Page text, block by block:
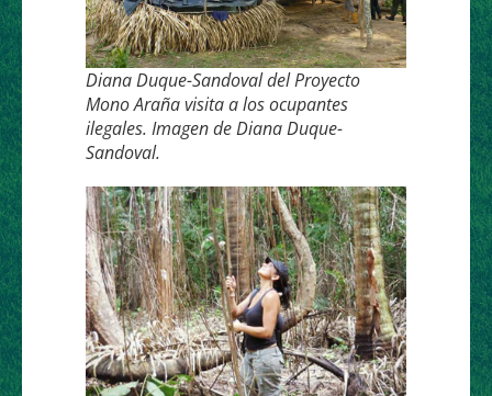
Diana Duque-Sandoval del Proyecto
Mono Araña visita a los ocupantes
ilegales. Imagen de Diana Duque-
Sandoval.